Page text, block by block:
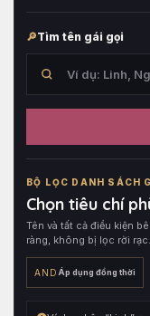
Tìm tên gái gọi
trong
tên
hồ
sơ,
sau
đó
BỘ LỌC DANH SÁCH
Chọn tiêu chí
Tên và tất cả điều kiện
ràng, không bị lọc rời rạc.
ANDÁp dụng đồng thời